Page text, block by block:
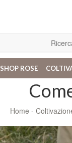
SHOP ROSE
Home -